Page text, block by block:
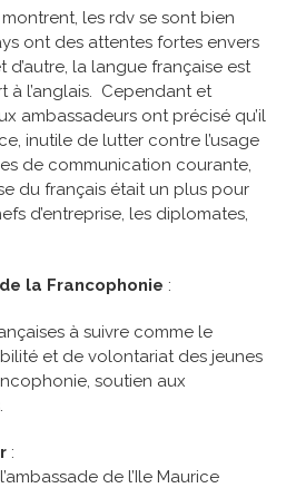
les rdv se sont bien
ont des attentes fortes envers
d’autre, la langue française est
à l’anglais. Cependant et
ambassadeurs ont précisé qu’il
inutile de lutter contre l’usage
de communication courante,
du français était un plus pour
d’entreprise, les diplomates,
la Francophonie :
à suivre comme le
et de volontariat des jeunes
soutien aux
:
de l’Ile Maurice